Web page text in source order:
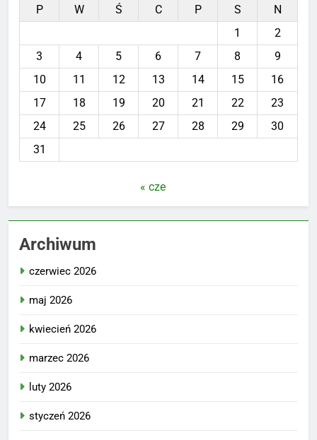
P W Ś C P S
N
1
2
3
4 5 6 7 8
9
10
11 12 13 14 15
16
17
18 19 20 21 22
23
24
25 26 27 28 29
30
31
« cze
Archiwum
czerwiec 2026
maj 2026
kwiecień 2026
marzec 2026
luty 2026
styczeń 2026